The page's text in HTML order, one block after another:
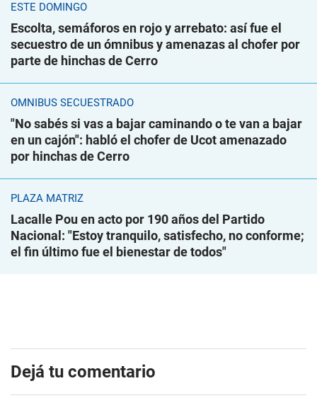
ESTE DOMINGO
Escolta, semáforos en rojo y arrebato: así fue el
secuestro de un ómnibus y amenazas al chofer por
parte de hinchas de Cerro
ÓMNIBUS SECUESTRADO
"No sabés si vas a bajar caminando o te van a bajar
en un cajón": habló el chofer de Ucot amenazado
por hinchas de Cerro
PLAZA MATRIZ
Lacalle Pou en acto por 190 años del Partido
Nacional: "Estoy tranquilo, satisfecho, no conforme;
el fin último fue el bienestar de todos"
Dejá tu comentario